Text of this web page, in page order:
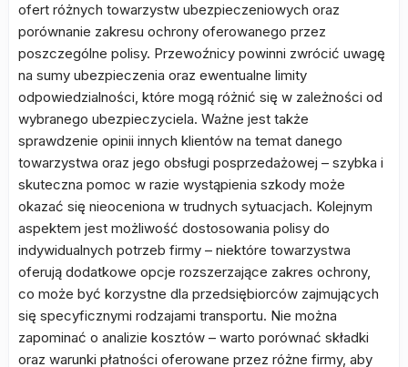
ofert różnych towarzystw ubezpieczeniowych oraz
porównanie zakresu ochrony oferowanego przez
poszczególne polisy. Przewoźnicy powinni zwrócić uwagę
na sumy ubezpieczenia oraz ewentualne limity
odpowiedzialności, które mogą różnić się w zależności od
wybranego ubezpieczyciela. Ważne jest także
sprawdzenie opinii innych klientów na temat danego
towarzystwa oraz jego obsługi posprzedażowej – szybka i
skuteczna pomoc w razie wystąpienia szkody może
okazać się nieoceniona w trudnych sytuacjach. Kolejnym
aspektem jest możliwość dostosowania polisy do
indywidualnych potrzeb firmy – niektóre towarzystwa
oferują dodatkowe opcje rozszerzające zakres ochrony,
co może być korzystne dla przedsiębiorców zajmujących
się specyficznymi rodzajami transportu. Nie można
zapominać o analizie kosztów – warto porównać składki
oraz warunki płatności oferowane przez różne firmy, aby